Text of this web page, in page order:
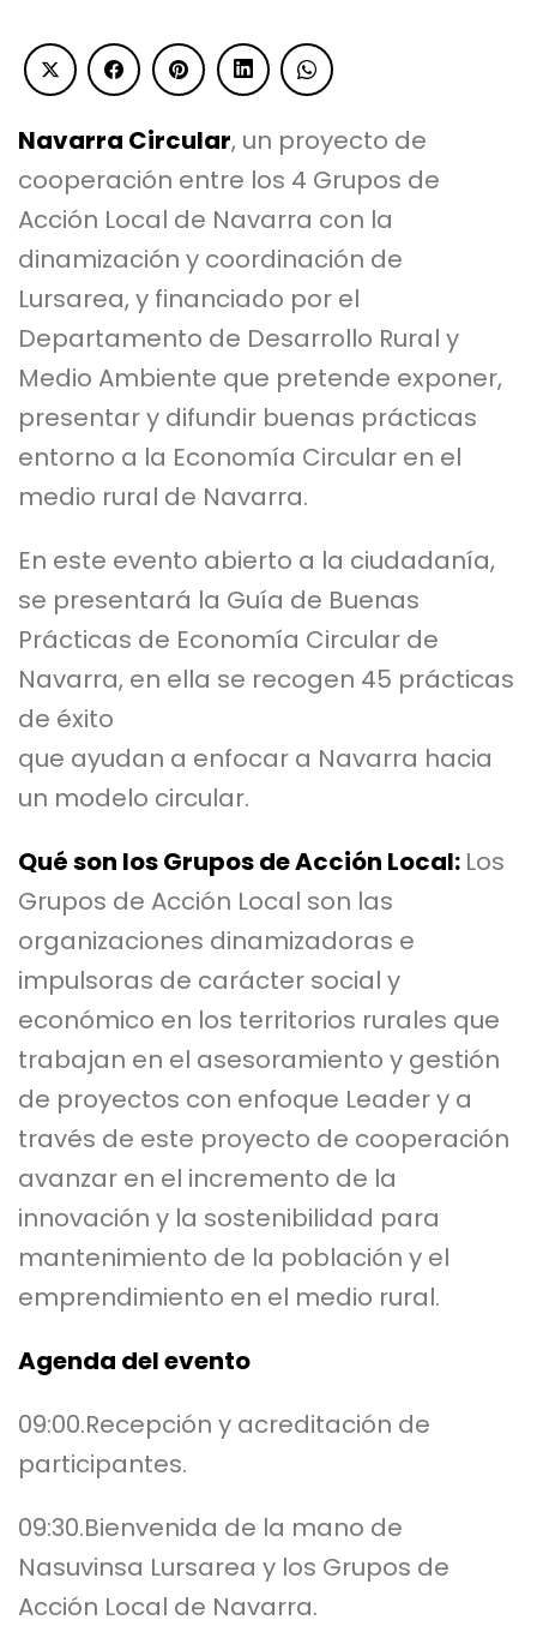
Navarra Circular, un proyecto de
cooperación entre los 4 Grupos de
Acción Local de Navarra con la
dinamización y coordinación de
Lursarea, y financiado por el
Departamento de Desarrollo Rural y
Medio Ambiente que pretende exponer,
presentar y difundir buenas prácticas
entorno a la Economía Circular en el
medio rural de Navarra.
En este evento abierto a la ciudadanía,
se presentará la Guía de Buenas
Prácticas de Economía Circular de
Navarra, en ella se recogen 45 prácticas
de éxito
que ayudan a enfocar a Navarra hacia
un modelo circular.
Qué son los Grupos de Acción Local: Los
Grupos de Acción Local son las
organizaciones dinamizadoras e
impulsoras de carácter social y
económico en los territorios rurales que
trabajan en el asesoramiento y gestión
de proyectos con enfoque Leader y a
través de este proyecto de cooperación
avanzar en el incremento de la
innovación y la sostenibilidad para
mantenimiento de la población y el
emprendimiento en el medio rural.
Agenda del evento
09:00.Recepción y acreditación de
participantes.
09:30.Bienvenida de la mano de
Nasuvinsa Lursarea y los Grupos de
Acción Local de Navarra.